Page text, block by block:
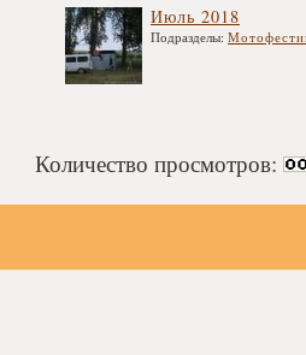
Июль 2018
Подразделы:
Количество просмотров: